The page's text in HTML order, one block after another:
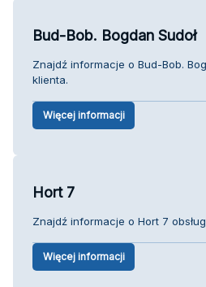
Bud-Bob. Bogdan Sudoł
Znajdź informacje o Bud-Bob.
klienta.
Więcej informacji
Hort 7
Znajdź informacje o Hort 7
Więcej informacji